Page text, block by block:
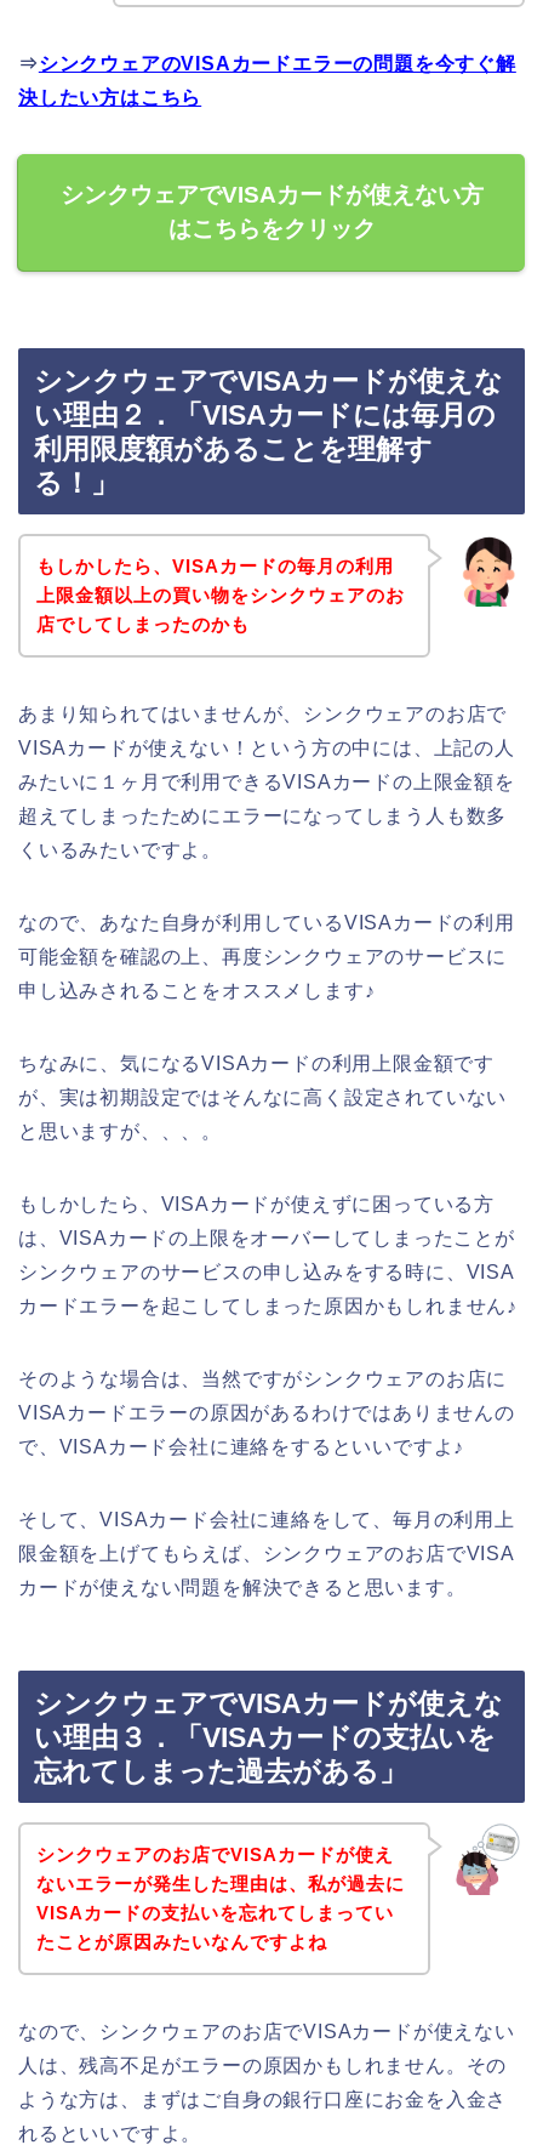
⇒シンクウェアのVISAカードエラーの問題を今すぐ解
決したい方はこちら
シンクウェアでVISAカードが使えない方
はこちらをクリック
シンクウェアでVISAカードが使えな
い理由２．「VISAカードには毎月の
利用限度額があることを理解す
る！」
もしかしたら、VISAカードの毎月の利用
上限金額以上の買い物をシンクウェアのお
店でしてしまったのかも
あまり知られてはいませんが、シンクウェアのお店で
VISAカードが使えない！という方の中には、上記の人
みたいに１ヶ月で利用できるVISAカードの上限金額を
超えてしまったためにエラーになってしまう人も数多
くいるみたいですよ。
なので、あなた自身が利用しているVISAカードの利用
可能金額を確認の上、再度シンクウェアのサービスに
申し込みされることをオススメします♪
ちなみに、気になるVISAカードの利用上限金額です
が、実は初期設定ではそんなに高く設定されていない
と思いますが、、、。
もしかしたら、VISAカードが使えずに困っている方
は、VISAカードの上限をオーバーしてしまったことが
シンクウェアのサービスの申し込みをする時に、VISA
カードエラーを起こしてしまった原因かもしれません♪
そのような場合は、当然ですがシンクウェアのお店に
VISAカードエラーの原因があるわけではありませんの
で、VISAカード会社に連絡をするといいですよ♪
そして、VISAカード会社に連絡をして、毎月の利用上
限金額を上げてもらえば、シンクウェアのお店でVISA
カードが使えない問題を解決できると思います。
シンクウェアでVISAカードが使えな
い理由３．「VISAカードの支払いを
忘れてしまった過去がある」
シンクウェアのお店でVISAカードが使え
ないエラーが発生した理由は、私が過去に
VISAカードの支払いを忘れてしまってい
たことが原因みたいなんですよね
なので、シンクウェアのお店でVISAカードが使えない
人は、残高不足がエラーの原因かもしれません。その
ような方は、まずはご自身の銀行口座にお金を入金さ
れるといいですよ。